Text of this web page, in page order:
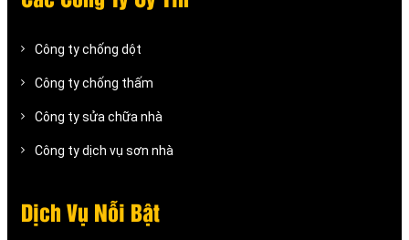
Công ty chống dột
Công ty chống thấm
Công ty sửa chữa nhà
Công ty dịch vụ sơn nhà
Dịch Vụ Nỗi Bật